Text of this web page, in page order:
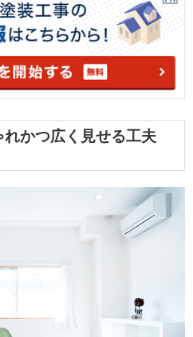
かつ広く見せる工夫